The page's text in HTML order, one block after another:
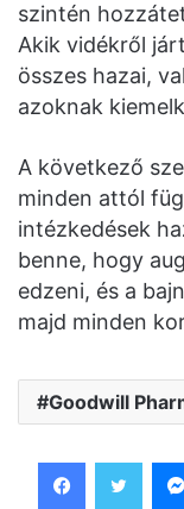
szintén
Akik vidékről
összes hazai,
azoknak
A következő
minden attól
intézkedések
benne, hogy
edzeni, és a
majd minden
Goodwill